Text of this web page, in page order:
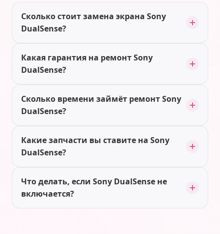
Сколько стоит замена экрана Sony
DualSense?
Какая гарантия на ремонт Sony
DualSense?
Сколько времени займёт ремонт Sony
DualSense?
Какие запчасти вы ставите на Sony
DualSense?
Что делать, если Sony DualSense не
включается?